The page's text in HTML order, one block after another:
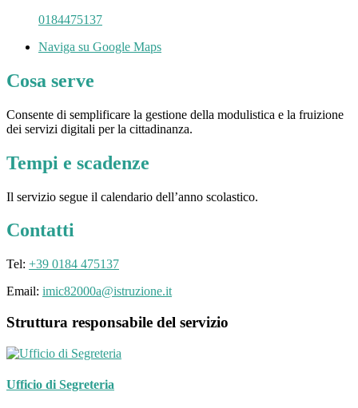
0184475137
Naviga su Google Maps
Cosa serve
Consente di semplificare la gestione della modulistica e la fruizione
dei servizi digitali per la cittadinanza.
Tempi e scadenze
Il servizio segue il calendario dell’anno scolastico.
Contatti
Tel: +39 0184 475137
Email: imic82000a@istruzione.it
Struttura responsabile del servizio
Ufficio di Segreteria